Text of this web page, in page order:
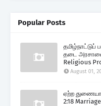
Popular Posts
தமிழ்நாட்டுப்
தடை
Religious
August 01,
ஏற்ற
2:18